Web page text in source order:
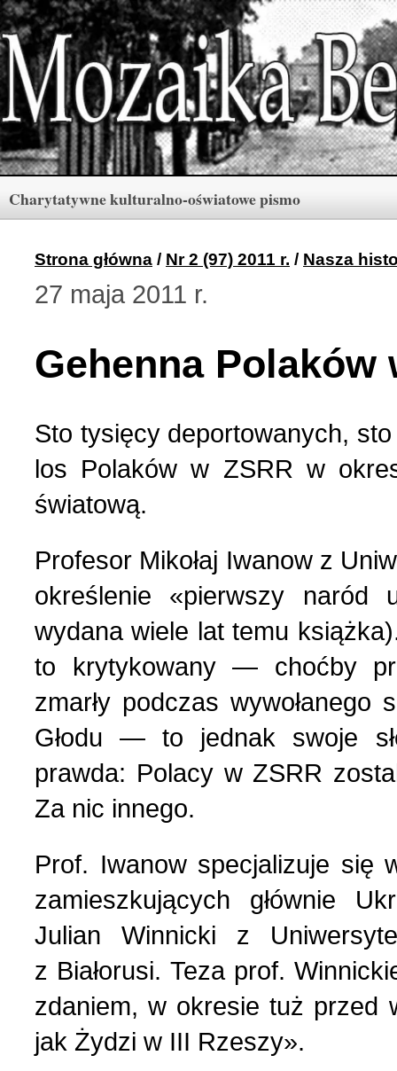
Charytatywne kulturalno-oświatowe pismo
Rubryki
Berdyczów w kronikach
Biznes,
Ciekawostki z
Ciekawostki z Europy
Kino polskie (2)
Konferencje, seminaria,
Kultura (5)
List do redakcji (7)
Literatura (2)
Losy Polaków
Losy rodzin polskich (3)
Numery
1 (164) 2026 r. (10)
4 (163) 2025 r. (4)
2 (161) 2025 r. (3)
1 (160) 2025 r. (4)
4 (159) 2024 r. (1)
3 (158) 2024 r. (4)
2 (157) 2024 r. (3)
1 (156) 2024 r. (5)
4 (155) 2023 r. (1)
3 (154) 2023 r. (1)
2 (153) 2023 r. (1)
Menu
Kontakty
Strona główna / Nr 2 (97) 2011 r. / Nasza
27 maja 2011 r.
Gehenna Polaków
Sto tysięcy deportowanych,
los Polaków w ZSRR w
światową.
Profesor Mikołaj Iwanow z
określenie «pierwszy naród
wydana wiele lat temu
to krytykowany — choćby
zmarły podczas wywołanego
Głodu — to jednak swoje
prawda: Polacy w ZSRR
Za nic innego.
Prof. Iwanow specjalizuje się
zamieszkujących głównie
Julian Winnicki z
z Białorusi. Teza prof.
zdaniem, w okresie tuż przed
jak Żydzi w III Rzeszy».